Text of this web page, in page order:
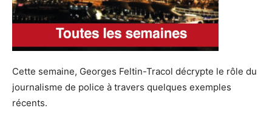
Cette semaine, Georges Feltin-Tracol décrypte le rôle du
journalisme de police à travers quelques exemples
récents.